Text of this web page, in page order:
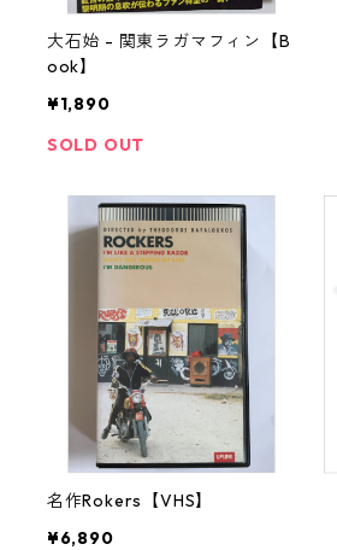
大石始 - 関東ラガマフィン【B
ook】
¥1,890
SOLD OUT
名作Rokers【VHS】
¥6,890